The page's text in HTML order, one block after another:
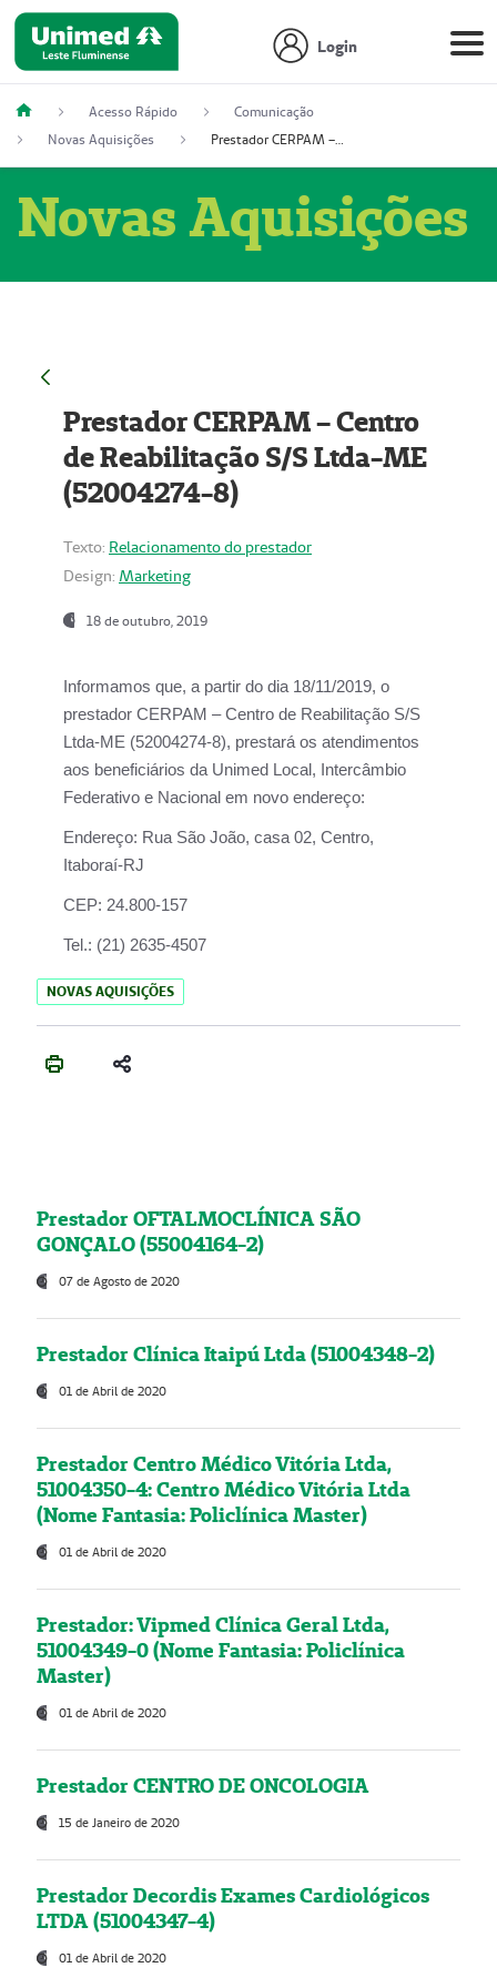
Login
Acesso Rápido
Comunicação
Novas Aquisições
Prestador CERPAM – Centro de Reabilitação S/S Ltda-ME (52004274-8)
Novas Aquisições
Prestador CERPAM – Centro
de Reabilitação S/S Ltda-ME
(52004274-8)
Texto: Relacionamento do prestador
Design: Marketing
18 de outubro, 2019
Informamos que, a partir do dia 18/11/2019, o
prestador CERPAM – Centro de Reabilitação S/S
Ltda-ME (52004274-8), prestará os atendimentos
aos beneficiários da Unimed Local, Intercâmbio
Federativo e Nacional em novo endereço:
Endereço: Rua São João, casa 02, Centro,
Itaboraí-RJ
CEP: 24.800-157
Tel.: (21) 2635-4507
NOVAS AQUISIÇÕES
Prestador OFTALMOCLÍNICA SÃO
GONÇALO (55004164-2)
07 de Agosto de 2020
Prestador Clínica Itaipú Ltda (51004348-2)
01 de Abril de 2020
Prestador Centro Médico Vitória Ltda,
51004350-4: Centro Médico Vitória Ltda
(Nome Fantasia: Policlínica Master)
01 de Abril de 2020
Prestador: Vipmed Clínica Geral Ltda,
51004349-0 (Nome Fantasia: Policlínica
Master)
01 de Abril de 2020
Prestador CENTRO DE ONCOLOGIA
15 de Janeiro de 2020
Prestador Decordis Exames Cardiológicos
LTDA (51004347-4)
01 de Abril de 2020